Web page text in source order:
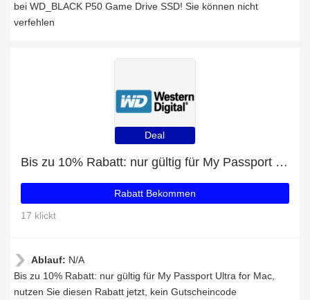
bei WD_BLACK P50 Game Drive SSD! Sie können nicht
verfehlen
Deal
Bis zu 10% Rabatt: nur gültig für My Passport Ultra for Mac
Rabatt Bekommen
17 klickt
Ablauf: N/A
Bis zu 10% Rabatt: nur gültig für My Passport Ultra for Mac,
nutzen Sie diesen Rabatt jetzt, kein Gutscheincode